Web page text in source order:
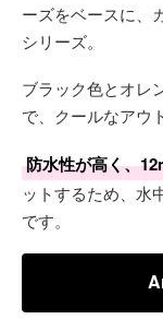
ーズをベースに、
シリーズ。
ブラック色とオレ
で、クールなアウ
防水性が高く、
ットするため、水
です。